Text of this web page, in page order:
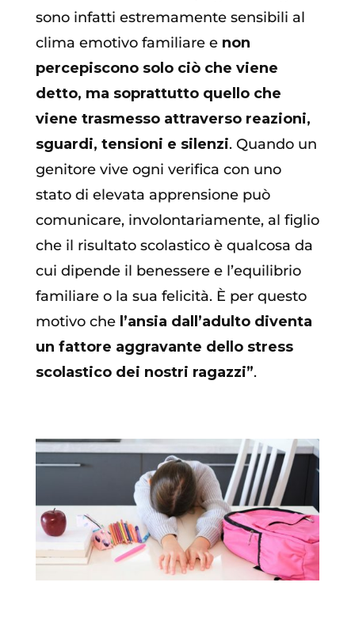
sono infatti estremamente sensibili al
clima emotivo familiare e non
percepiscono solo ciò che viene
detto, ma soprattutto quello che
viene trasmesso attraverso reazioni,
sguardi, tensioni e silenzi. Quando un
genitore vive ogni verifica con uno
stato di elevata apprensione può
comunicare, involontariamente, al figlio
che il risultato scolastico è qualcosa da
cui dipende il benessere e l’equilibrio
familiare o la sua felicità. È per questo
motivo che l’ansia dall’adulto diventa
un fattore aggravante dello stress
scolastico dei nostri ragazzi”.